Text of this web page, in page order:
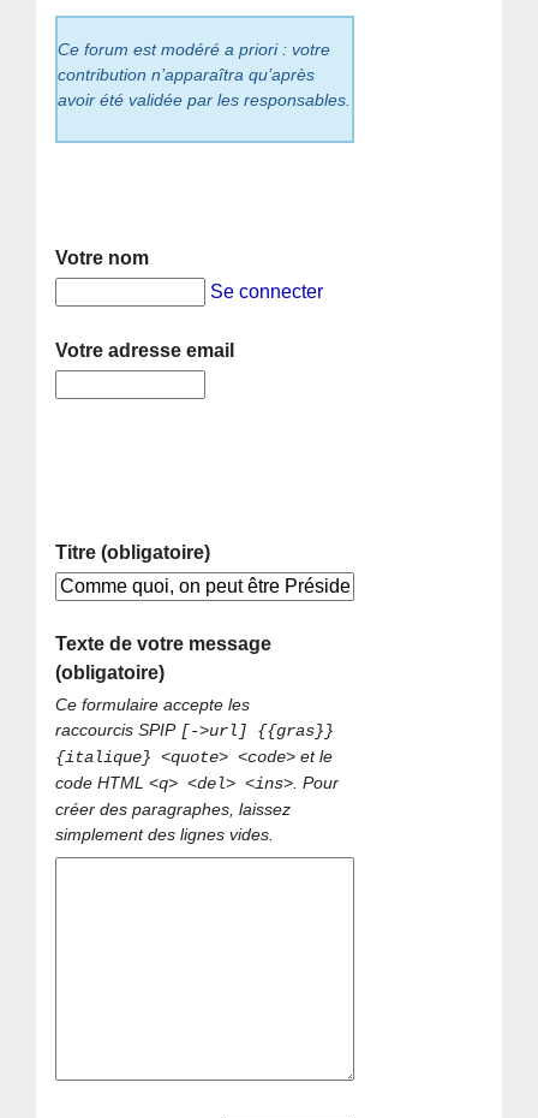
Ce forum est modéré a priori : votre
contribution n’apparaîtra qu’après
avoir été validée par les responsables.
Votre nom
Se connecter
Votre adresse email
Titre (obligatoire)
Texte de votre message
(obligatoire)
Ce formulaire accepte les
raccourcis SPIP [->url] {{gras}}
{italique} <quote> <code> et le
code HTML<q> <del> <ins>. Pour
créer des paragraphes, laissez
simplement des lignes vides.